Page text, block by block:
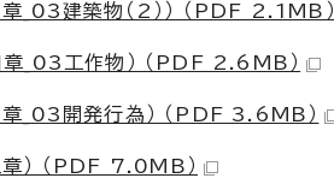
_03建築物（2）） （PDF 2.1MB）
章_03工作物） （PDF 2.6MB）
章_03開発行為） （PDF 3.6MB）
） （PDF 7.0MB）